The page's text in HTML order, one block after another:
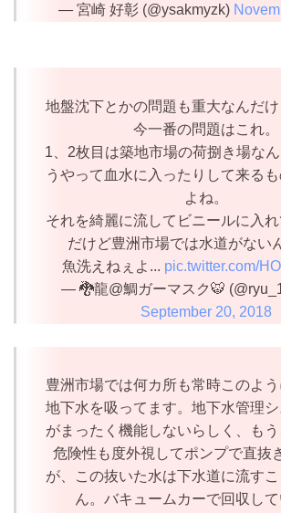
— 宮崎 好彰 (@ysakmyzk)
地盤沈下とかの問題も重大なんだ
今一番の問題はこれ。
1、2枚目は築地市場の荷捌き場な
うやって血水に入ったりして来る
よね。
それを綺麗に流してビニールに入
だけど豊洲市場では水道がない
魚洗えねぇよ... pic.twitter.com/
— 🐉龍@鯛ガーマスク🐯
September 20, 2018
豊洲市場では何カ所も常時このよ
地下水を吸ってます。地下水管理
がまったく機能しないらしく、も
危険性も度外視してポンプで直抜
が、この抜いた水は下水道に流す
ん。バキュームカーで回収して